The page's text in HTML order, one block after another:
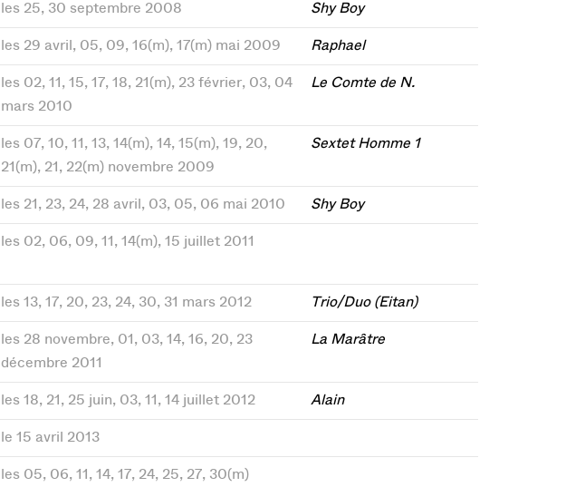
les 25, 30 septembre 2008 Shy Boy
les 29 avril, 05, 09, 16(m), 17(m) mai 2009 Raphael
les 02, 11, 15, 17, 18, 21(m), 23 février, 03, 04
mars 2010
Le Comte de N.
les 07, 10, 11, 13, 14(m), 14, 15(m), 19, 20,
21(m), 21, 22(m) novembre 2009
Sextet Homme 1
les 21, 23, 24, 28 avril, 03, 05, 06 mai 2010 Shy Boy
les 02, 06, 09, 11, 14(m), 15 juillet 2011
les 13, 17, 20, 23, 24, 30, 31 mars 2012 Trio/Duo (Eitan)
les 28 novembre, 01, 03, 14, 16, 20, 23
décembre 2011
La Marâtre
les 18, 21, 25 juin, 03, 11, 14 juillet 2012 Alain
le 15 avril 2013
les 05, 06, 11, 14, 17, 24, 25, 27, 30(m)